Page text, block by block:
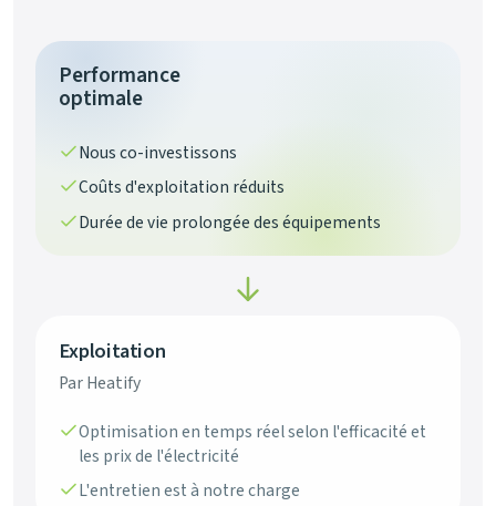
Performance
optimale
Nous co-investissons
Coûts d'exploitation réduits
Durée de vie prolongée des équipements
Exploitation
Par Heatify
Optimisation en temps réel selon l'efficacité et
les prix de l'électricité
L'entretien est à notre charge